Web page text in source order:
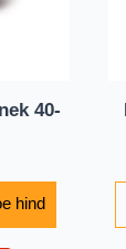
40-